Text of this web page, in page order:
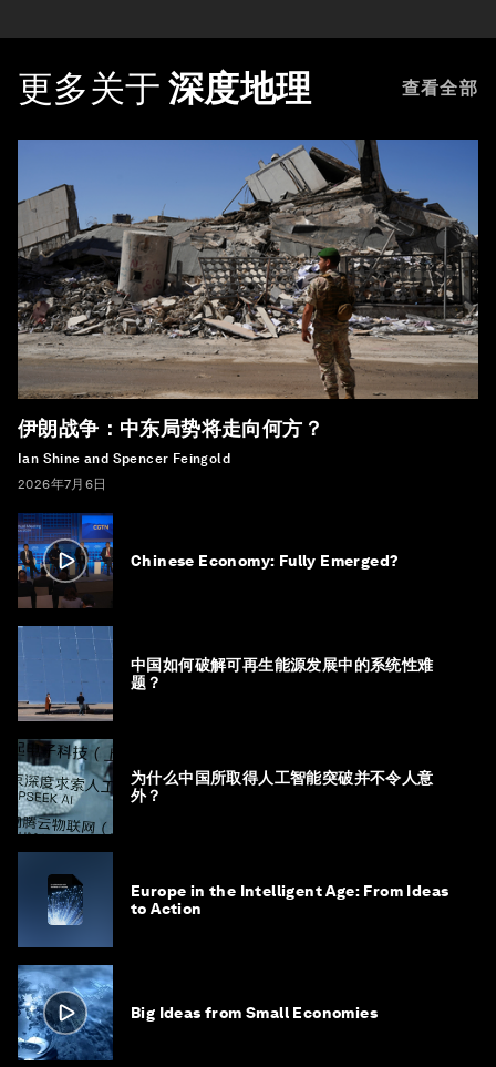
更多关于 深度地理 查看全部
伊朗战争：中东局势将走向何方？
Ian Shine and Spencer Feingold
2026年7月6日
Chinese Economy: Fully Emerged?
中国如何破解可再生能源发展中的系统性难
题？
为什么中国所取得人工智能突破并不令人意
外？
Europe in the Intelligent Age: From Ideas
to Action
Big Ideas from Small Economies